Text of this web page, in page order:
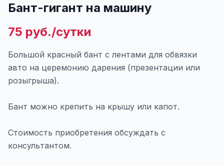
Бант-гигант на машину
75 руб./сутки
Большой красный бант с лентами для обвязки
авто на церемонию дарения (презентации или
розыгрыша).
Бант можно крепить на крышу или капот.
Стоимость приобретения обсуждать с
консультантом.